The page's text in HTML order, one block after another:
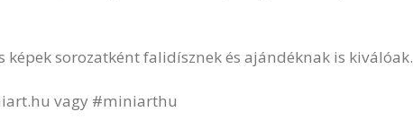
sorozatként falidísznek és ajándéknak is kiválóak.
vagy #miniarthu